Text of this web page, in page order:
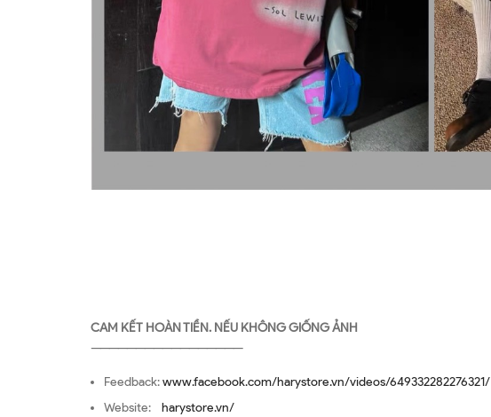
CAM KẾT HOÀN TIỀN. NẾU KHÔNG GIỐNG ẢNH
—————————————————
Feedback:www.facebook.com/harystore.vn/videos/649332282276321/
Website: harystore.vn/